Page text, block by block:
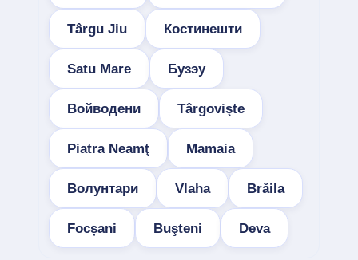
Târgu Jiu Костинешти
Satu Mare Бузэу
Войводени Târgovişte
Piatra Neamţ Mamaia
Волунтари Vlaha Brăila
Focșani Buşteni Deva